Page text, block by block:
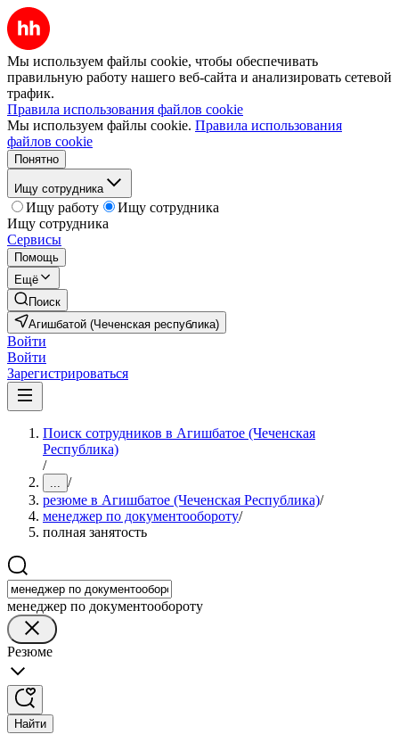
Мы используем файлы cookie, чтобы обеспечивать
правильную работу нашего веб-сайта и анализировать сетевой
трафик.
Правила использования файлов cookie
Мы используем файлы cookie. Правила использования
файлов cookie
Понятно
Ищу сотрудника
Ищу работу
Ищу сотрудника
Ищу сотрудника
Сервисы
Помощь
Ещё
Поиск
Агишбатой (Чеченская республика)
Войти
Войти
Зарегистрироваться
Поиск сотрудников в Агишбатое (Чеченская
Республика)
/
... /
резюме в Агишбатое (Чеченская Республика)/
менеджер по документообороту/
полная занятость
менеджер по документообороту
Резюме
Найти